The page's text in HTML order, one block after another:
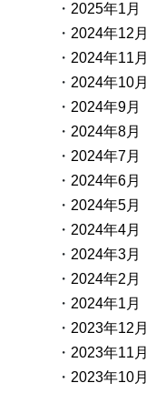
2025年1月
2024年12月
2024年11月
2024年10月
2024年9月
2024年8月
2024年7月
2024年6月
2024年5月
2024年4月
2024年3月
2024年2月
2024年1月
2023年12月
2023年11月
2023年10月